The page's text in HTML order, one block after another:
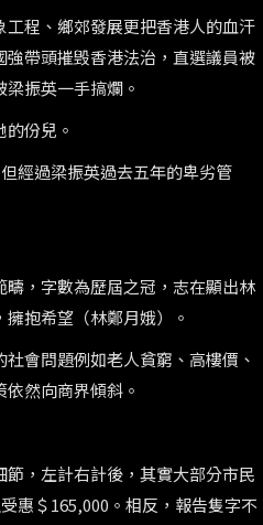
程、鄉郊發展更把香港人的血汗
帶頭摧毁香港法治，直選議員被
振英一手搞爛。
份兒。
經過梁振英過去五年的卑劣管
，字數為歷屆之冠，志在顯出林
抱希望（林鄭月娥）。
會問題例如老人貧窮、高樓價、
然向商界傾斜。
，左計右計後，其實大部分市民
惠＄165,000。相反，報告隻字不